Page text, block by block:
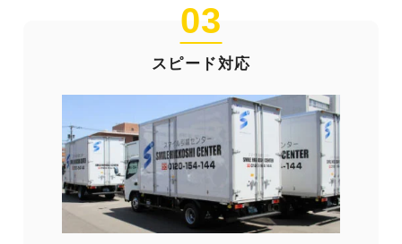
03
スピード対応